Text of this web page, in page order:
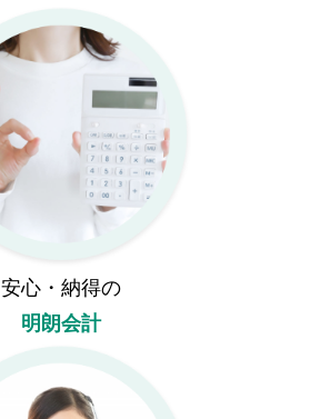
安心・納得の
明朗会計